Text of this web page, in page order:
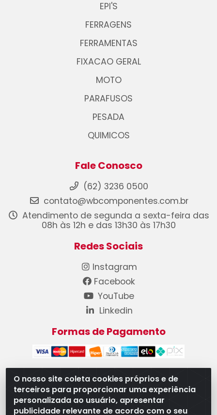
O nosso site coleta cookies próprios e de
terceiros para proporcionar uma experiência
personalizada ao usuário, apresentar
publicidade relevante de acordo com o seu
EPI'S
FERRAGENS
FERRAMENTAS
FIXACAO GERAL
MOTO
PARAFUSOS
PESADA
QUIMICOS
Fale Conosco
(62) 3236 0500
contato@wbcomponentes.com.br
Atendimento de segunda a sexta-feira das
08h às 12h e das 13h30 às 17h30
Redes Sociais
Instagram
Facebook
YouTube
Linkedin
Formas de Pagamento
WB Componentes Automotivos LTDA - CNPJ
08.528.393/0001-12 - Rua do Níquel, 667 - Parque
Oeste Industrial, Goiânia/GO - CEP 74375-660